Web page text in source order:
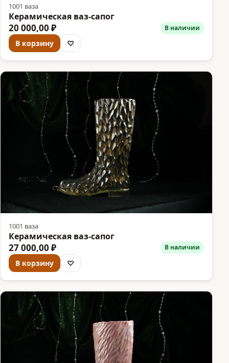
1001 ваза
Керамическая ваз-сапог
20 000,00 ₽ В наличии
В корзину ♡
1001 ваза
Керамическая ваз-сапог
27 000,00 ₽ В наличии
В корзину ♡